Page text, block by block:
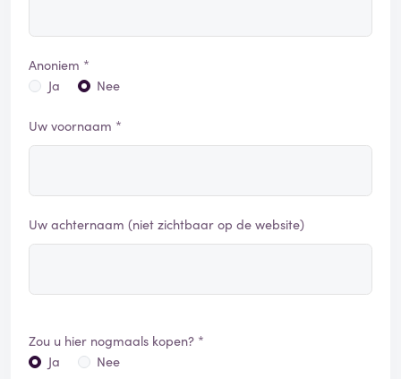
Anoniem *
Ja
Nee
Uw voornaam *
Uw achternaam (niet zichtbaar op de website)
Zou u hier nogmaals kopen? *
Ja
Nee